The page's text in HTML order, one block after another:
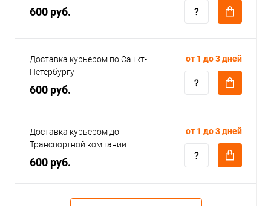
600 руб.
Доставка курьером по Санкт-
Петербургу
600 руб.
от 1 до 3 дней
Доставка курьером до
Транспортной компании
600 руб.
от 1 до 3 дней